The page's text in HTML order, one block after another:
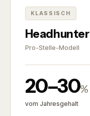
KLASSISCH
Headhunter
Pro-Stelle-Modell
20–30%
vom Jahresgehalt